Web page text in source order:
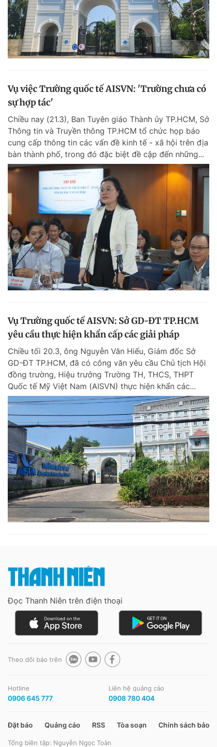
Vụ việc Trường quốc tế AISVN: 'Trường chưa có
sự hợp tác'
Chiều nay (21.3), Ban Tuyên giáo Thành ủy TP.HCM, Sở
Thông tin và Truyền thông TP.HCM tổ chức họp báo
cung cấp thông tin các vấn đề kinh tế - xã hội trên địa
bàn thành phố, trong đó đặc biệt đề cập đến những...
Vụ Trường quốc tế AISVN: Sở GD-ĐT TP.HCM
yêu cầu thực hiện khẩn cấp các giải pháp
Chiều tối 20.3, ông Nguyễn Văn Hiếu, Giám đốc Sở
GD-ĐT TP.HCM, đã có công văn yêu cầu Chủ tịch Hội
đồng trường, Hiệu trưởng Trường TH, THCS, THPT
Quốc tế Mỹ Việt Nam (AISVN) thực hiện khẩn các...
Đọc Thanh Niên trên điện thoại
Theo dõi báo trên
Hotline
0906 645 777
Liên hệ quảng cáo
0908 780 404
Đặt báo Quảng cáo RSS Tòa soạn Chính sách bảo
Tổng biên tập: Nguyễn Ngọc Toàn